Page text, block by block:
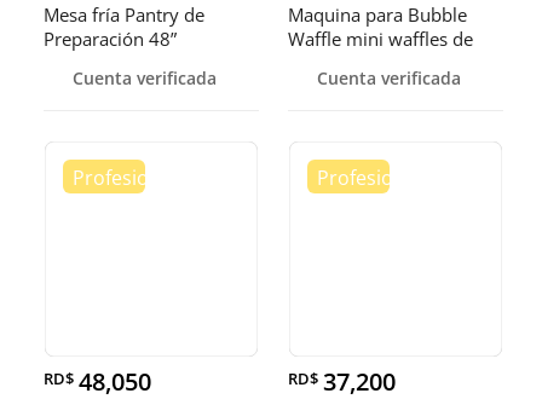
Mesa fría Pantry de
Preparación 48”
Cuenta verificada
Maquina para Bubble
Waffle mini waffles de
Cuenta verificada
RD$ 48,050 RD$ 37,200